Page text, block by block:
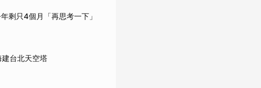
剩只4個月「再思考一下」
台北天空塔